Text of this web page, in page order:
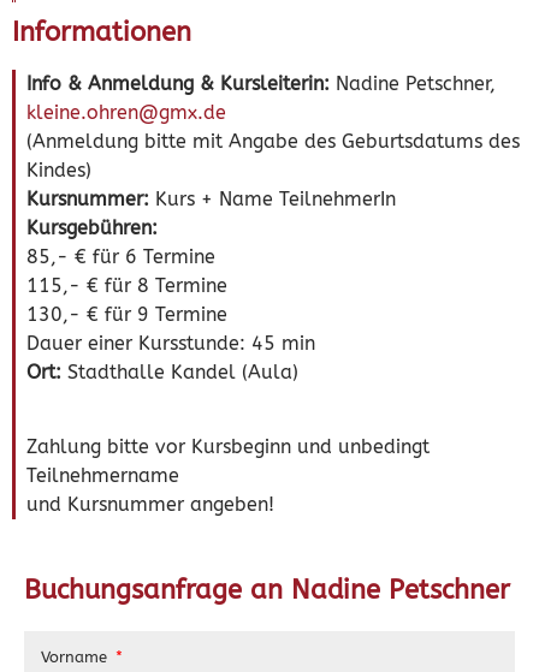
Informationen
Info & Anmeldung & Kursleiterin: Nadine Petschner,
kleine.ohren@gmx.de
(Anmeldung bitte mit Angabe des Geburtsdatums des
Kindes)
Kursnummer: Kurs + Name TeilnehmerIn
Kursgebühren:
85,- € für 6 Termine
115,- € für 8 Termine
130,- € für 9 Termine
Dauer einer Kursstunde: 45 min
Ort: Stadthalle Kandel (Aula)
Zahlung bitte vor Kursbeginn und unbedingt
Teilnehmername
und Kursnummer angeben!
Buchungsanfrage an Nadine Petschner
Vorname